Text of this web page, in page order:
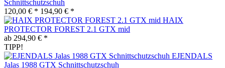
Schnittschutzschuh
120,00 € * 194,90 € *
HAIX
PROTECTOR FOREST 2.1 GTX mid
ab 294,90 € *
TIPP!
EJENDALS
Jalas 1988 GTX Schnittschutzschuh